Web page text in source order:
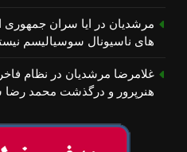
مرشدیان در ایا سران
های ناسیونال سوسیالیسم
غلامرضا مرشدیان در نظام
هنرپرور و درگذشت محمد رضا